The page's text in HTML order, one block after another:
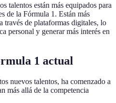
talentos están más equipados para
de la Fórmula 1. Están más
través de plataformas digitales, lo
personal y generar más interés en
1 actual
nuevos talentos, ha comenzado a
más allá de la competencia